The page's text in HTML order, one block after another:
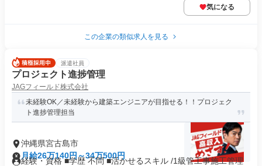
気になる
この企業の類似求人を見る
派遣社員
プロジェクト進捗管理
JAGフィールド株式会社
未経験OK／未経験から建築エンジニアが目指せる！！プロジェク
ト進捗管理担当
沖縄県宮古島市
月給26万140円～34万500円
経験・資格 ■学歴 不問 ■活かせるスキル /1級管工事施工管理